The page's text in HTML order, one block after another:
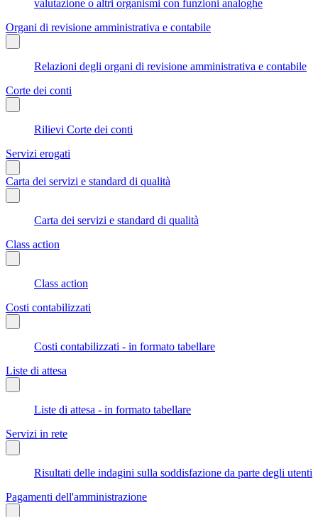
valutazione o altri organismi con funzioni analoghe
Organi di revisione amministrativa e contabile
Relazioni degli organi di revisione amministrativa e contabile
Corte dei conti
Rilievi Corte dei conti
Servizi erogati
Carta dei servizi e standard di qualità
Carta dei servizi e standard di qualità
Class action
Class action
Costi contabilizzati
Costi contabilizzati - in formato tabellare
Liste di attesa
Liste di attesa - in formato tabellare
Servizi in rete
Risultati delle indagini sulla soddisfazione da parte degli utenti
Pagamenti dell'amministrazione